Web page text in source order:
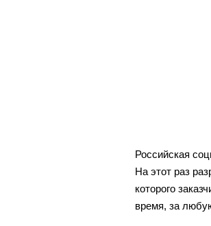
Российская
На этот раз
которого
время, за